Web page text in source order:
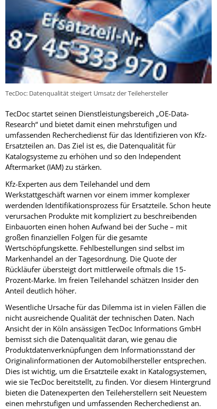
TecDoc: Datenqualität steigert Umsatz der Teilehersteller
TecDoc startet seinen Dienstleistungsbereich „OE-Data-
Research“ und bietet damit einen mehrstufigen und
umfassenden Recherchedienst für das Identifizieren von Kfz-
Ersatzteilen an. Das Ziel ist es, die Datenqualität für
Katalogsysteme zu erhöhen und so den Independent
Aftermarket (IAM) zu stärken.
Kfz-Experten aus dem Teilehandel und dem
Werkstattgeschäft warnen vor einem immer komplexer
werdenden Identifikationsprozess für Ersatzteile. Schon heute
verursachen Produkte mit kompliziert zu beschreibenden
Einbauorten einen hohen Aufwand bei der Suche – mit
großen finanziellen Folgen für die gesamte
Wertschöpfungskette. Fehlbestellungen sind selbst im
Markenhandel an der Tagesordnung. Die Quote der
Rückläufer übersteigt dort mittlerweile oftmals die 15-
Prozent-Marke. Im freien Teilehandel schätzen Insider den
Anteil deutlich höher.
Wesentliche Ursache für das Dilemma ist in vielen Fällen die
nicht ausreichende Qualität der technischen Daten. Nach
Ansicht der in Köln ansässigen TecDoc Informations GmbH
bemisst sich die Datenqualität daran, wie genau die
Produktdatenverknüpfungen dem Informationsstand der
Originalinformationen der Automobilhersteller entsprechen.
Dies ist wichtig, um die Ersatzteile exakt in Katalogsystemen,
wie sie TecDoc bereitstellt, zu finden. Vor diesem Hintergrund
bieten die Datenexperten den Teileherstellern seit Neuestem
einen mehrstufigen und umfassenden Recherchedienst an.